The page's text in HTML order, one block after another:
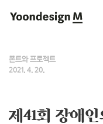
폰트와 프로젝트
2021. 4. 20.
제41회 장애